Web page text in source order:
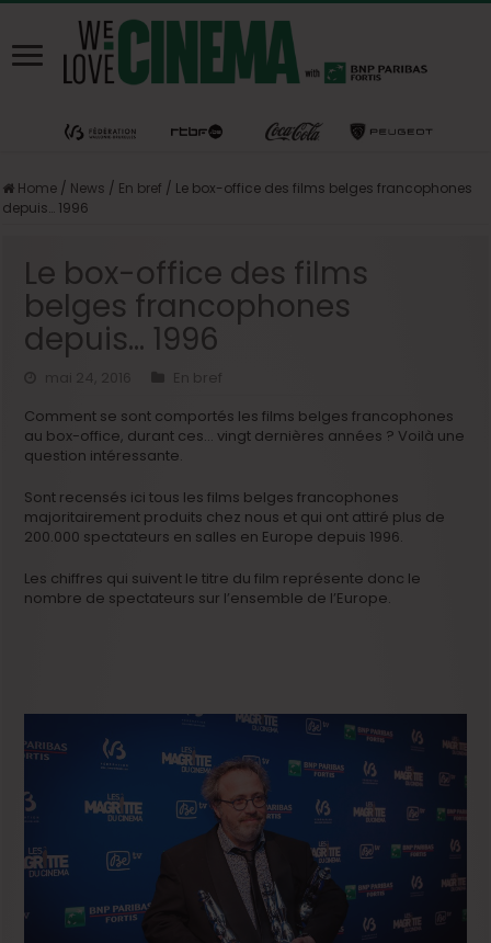
Home / News / En bref / Le box-office des films belges francophones
depuis… 1996
Le box-office des films
belges francophones
depuis… 1996
En bref
Comment se sont comportés les films belges francophones
au box-office, durant ces… vingt dernières années ? Voilà une
question intéressante.
Sont recensés ici tous les films belges francophones
majoritairement produits chez nous et qui ont attiré plus de
200.000 spectateurs en salles en Europe depuis 1996.
Les chiffres qui suivent le titre du film représente donc le
nombre de spectateurs sur l’ensemble de l’Europe.